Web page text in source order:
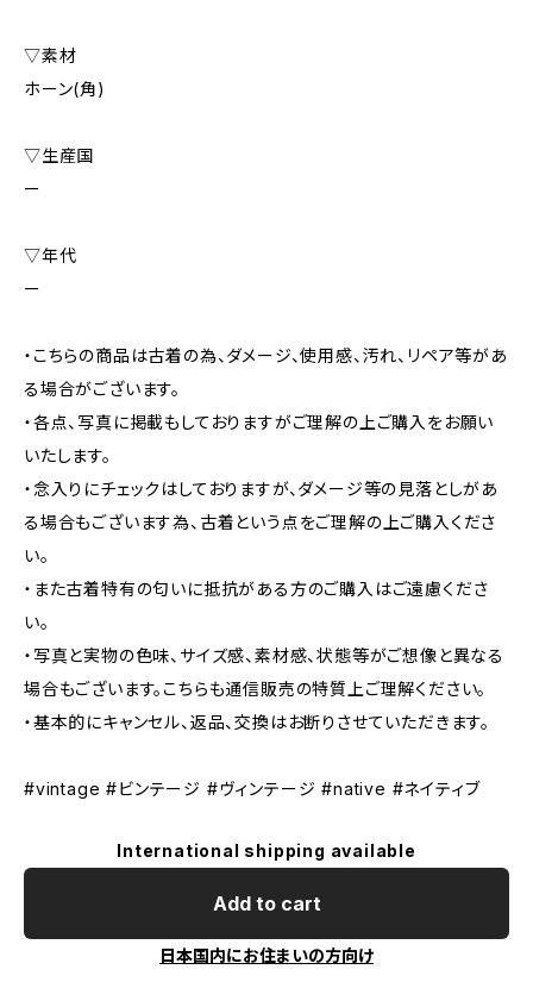
▽素材
ホーン(角)
▽生産国
ー
▽年代
ー
・こちらの商品は古着の為、ダメージ、使用感、汚れ、リペア等があ
る場合がございます。
・各点、写真に掲載もしておりますがご理解の上ご購入をお願い
いたします。
・念入りにチェックはしておりますが、ダメージ等の見落としがあ
る場合もございます為、古着という点をご理解の上ご購入くださ
い。
・また古着特有の匂いに抵抗がある方のご購入はご遠慮くださ
い。
・写真と実物の色味、サイズ感、素材感、状態等がご想像と異なる
場合もございます。こちらも通信販売の特質上ご理解ください。
・基本的にキャンセル、返品、交換はお断りさせていただきます。
#vintage #ビンテージ #ヴィンテージ #native #ネイティブ
International shipping available
Add to cart
日本国内にお住まいの方向け